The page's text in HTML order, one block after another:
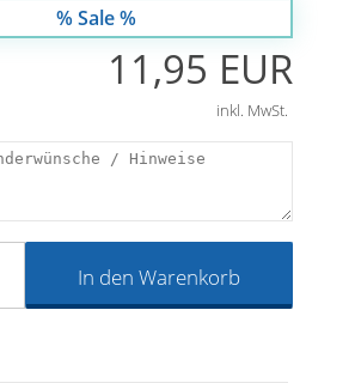
% Sale %
11,95 EUR
inkl. MwSt.
In den Warenkorb